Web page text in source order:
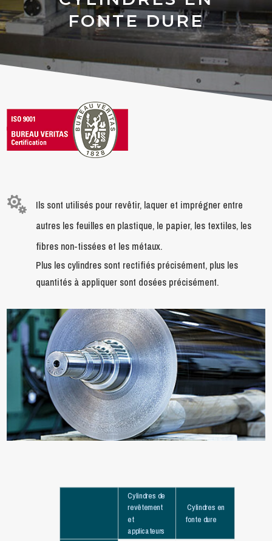
FONTE DURE

Ils sont utilisés pour revêtir, laquer et imprégner entre
autres les feuilles en plastique, le papier, les textiles, les
fibres non-tissées et les métaux.
Plus les cylindres sont rectifiés précisément, plus les
quantités à appliquer sont dosées précisément.
Cylindres de
revêtement
et
applicateurs
Cylindres en
fonte dure